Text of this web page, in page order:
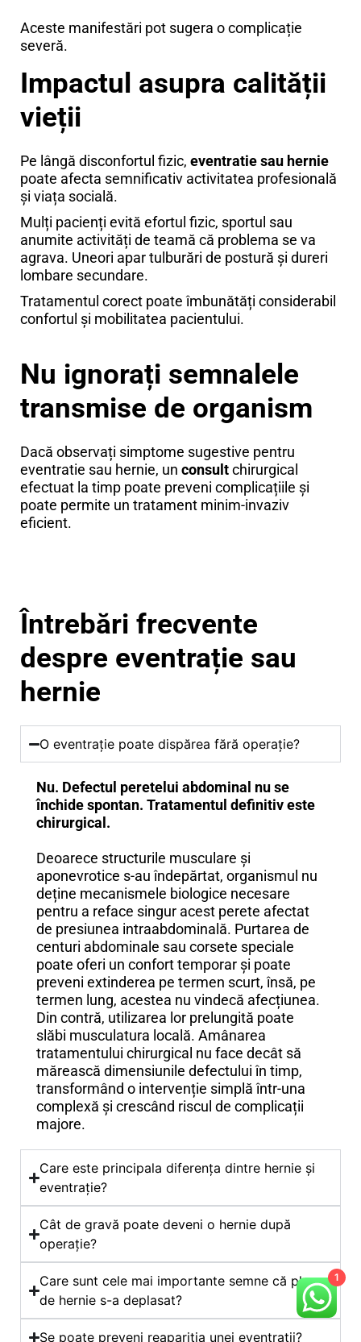
Aceste manifestări pot sugera o complicație
severă.
Impactul asupra calității
vieții
Pe lângă disconfortul fizic, eventratie sau hernie
poate afecta semnificativ activitatea profesională
și viața socială.
Mulți pacienți evită efortul fizic, sportul sau
anumite activități de teamă că problema se va
agrava. Uneori apar tulburări de postură și dureri
lombare secundare.
Tratamentul corect poate îmbunătăți considerabil
confortul și mobilitatea pacientului.
Nu ignorați semnalele
transmise de organism
Dacă observați simptome sugestive pentru
eventratie sau hernie, un consultchirurgical
efectuat la timp poate preveni complicațiile și
poate permite un tratament minim-invaziv
eficient.
Întrebări frecvente
despre eventrație sau
hernie
O eventrație poate dispărea fără operație?
Nu. Defectul peretelui abdominal nu se
închide spontan. Tratamentul definitiv este
chirurgical.
Deoarece structurile musculare și
aponevrotice s-au îndepărtat, organismul nu
deține mecanismele biologice necesare
pentru a reface singur acest perete afectat
de presiunea intraabdominală. Purtarea de
centuri abdominale sau corsete speciale
poate oferi un confort temporar și poate
preveni extinderea pe termen scurt, însă, pe
termen lung, acestea nu vindecă afecțiunea.
Din contră, utilizarea lor prelungită poate
slăbi musculatura locală. Amânarea
tratamentului chirurgical nu face decât să
mărească dimensiunile defectului în timp,
transformând o intervenție simplă într-una
complexă și crescând riscul de complicații
majore.
Care este principala diferența dintre hernie și
eventrație?
Cât de gravă poate deveni o hernie după
operație?
Care sunt cele mai importante semne că plasa
de hernie s-a deplasat?
Se poate preveni reapariția unei eventrații?
1